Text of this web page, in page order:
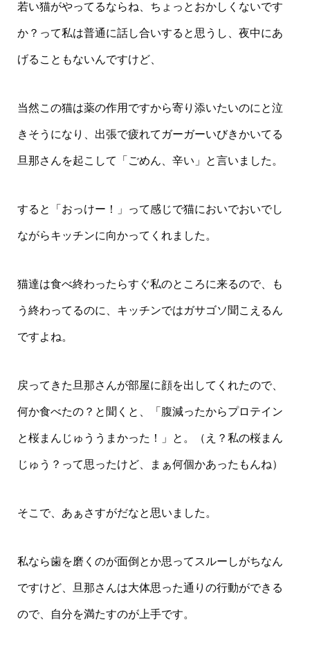
若い猫がやってるならね、ちょっとおかしくないです
か？って私は普通に話し合いすると思うし、夜中にあ
げることもないんですけど、
当然この猫は薬の作用ですから寄り添いたいのにと泣
きそうになり、出張で疲れてガーガーいびきかいてる
旦那さんを起こして「ごめん、辛い」と言いました。
すると「おっけー！」って感じで猫においでおいでし
ながらキッチンに向かってくれました。
猫達は食べ終わったらすぐ私のところに来るので、も
う終わってるのに、キッチンではガサゴソ聞こえるん
ですよね。
戻ってきた旦那さんが部屋に顔を出してくれたので、
何か食べたの？と聞くと、「腹減ったからプロテイン
と桜まんじゅううまかった！」と。（え？私の桜まん
じゅう？って思ったけど、まぁ何個かあったもんね）
そこで、あぁさすがだなと思いました。
私なら歯を磨くのが面倒とか思ってスルーしがちなん
ですけど、旦那さんは大体思った通りの行動ができる
ので、自分を満たすのが上手です。